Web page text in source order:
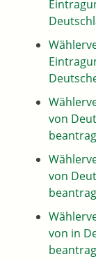
von
von
von in